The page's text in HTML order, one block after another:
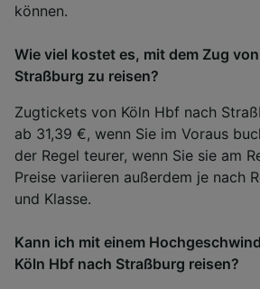
können.
Wie viel kostet es, mit dem Zug
Straßburg zu reisen?
Zugtickets von Köln Hbf nach
ab 31,39 €, wenn Sie im Voraus
der Regel teurer, wenn Sie sie am
Preise variieren außerdem je nach
und Klasse.
Kann ich mit einem
Köln Hbf nach Straßburg reisen?